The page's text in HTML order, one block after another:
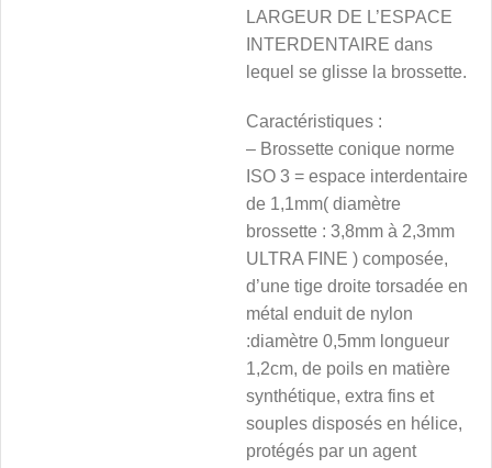
LARGEUR DE L’ESPACE
INTERDENTAIRE dans
lequel se glisse la brossette.
Caractéristiques :
– Brossette conique norme
ISO 3 = espace interdentaire
de 1,1mm( diamètre
brossette : 3,8mm à 2,3mm
ULTRA FINE ) composée,
d’une tige droite torsadée en
métal enduit de nylon
:diamètre 0,5mm longueur
1,2cm, de poils en matière
synthétique, extra fins et
souples disposés en hélice,
protégés par un agent